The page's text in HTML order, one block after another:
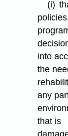
(i)
into
the
any
that is